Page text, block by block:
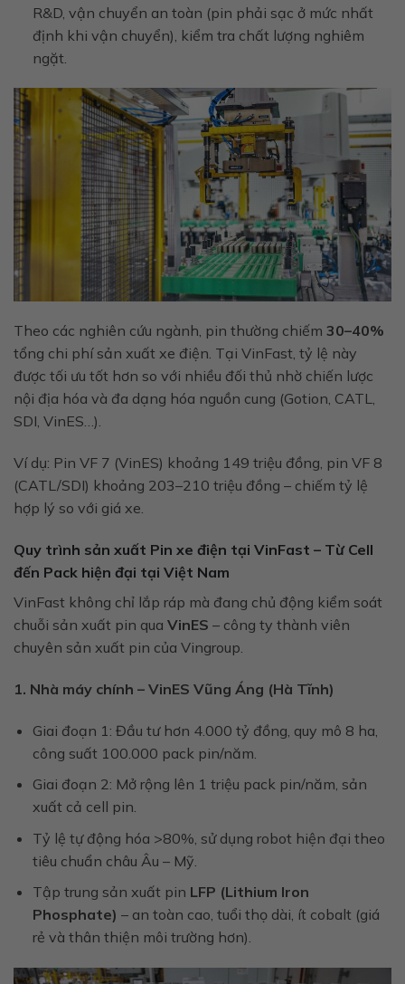
R&D, vận chuyển an toàn (pin phải sạc ở mức nhất
định khi vận chuyển), kiểm tra chất lượng nghiêm
ngặt.
Theo các nghiên cứu ngành, pin thường chiếm 30–40%
tổng chi phí sản xuất xe điện. Tại VinFast, tỷ lệ này
được tối ưu tốt hơn so với nhiều đối thủ nhờ chiến lược
nội địa hóa và đa dạng hóa nguồn cung (Gotion, CATL,
SDI, VinES…).
Ví dụ: Pin VF 7 (VinES) khoảng 149 triệu đồng, pin VF 8
(CATL/SDI) khoảng 203–210 triệu đồng – chiếm tỷ lệ
hợp lý so với giá xe.
Quy trình sản xuất Pin xe điện tại VinFast – Từ Cell
đến Pack hiện đại tại Việt Nam
VinFast không chỉ lắp ráp mà đang chủ động kiểm soát
chuỗi sản xuất pin qua VinES – công ty thành viên
chuyên sản xuất pin của Vingroup.
1. Nhà máy chính – VinES Vũng Áng (Hà Tĩnh)
Giai đoạn 1: Đầu tư hơn 4.000 tỷ đồng, quy mô 8 ha,
công suất 100.000 pack pin/năm.
Giai đoạn 2: Mở rộng lên 1 triệu pack pin/năm, sản
xuất cả cell pin.
Tỷ lệ tự động hóa >80%, sử dụng robot hiện đại theo
tiêu chuẩn châu Âu – Mỹ.
Tập trung sản xuất pin LFP (Lithium Iron
Phosphate) – an toàn cao, tuổi thọ dài, ít cobalt (giá
rẻ và thân thiện môi trường hơn).